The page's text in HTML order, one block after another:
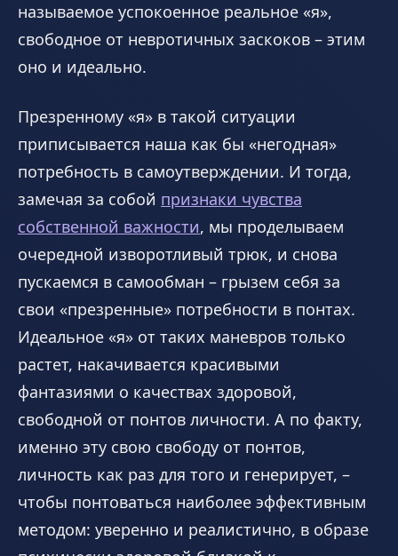
называемое успокоенное реальное «я»,
свободное от невротичных заскоков – этим
оно и идеально.
Презренному «я» в такой ситуации
приписывается наша как бы «негодная»
потребность в самоутверждении. И тогда,
замечая за собой признаки чувства
собственной важности, мы проделываем
очередной изворотливый трюк, и снова
пускаемся в самообман – грызем себя за
свои «презренные» потребности в понтах.
Идеальное «я» от таких маневров только
растет, накачивается красивыми
фантазиями о качествах здоровой,
свободной от понтов личности. А по факту,
именно эту свою свободу от понтов,
личность как раз для того и генерирует, –
чтобы понтоваться наиболее эффективным
методом: уверенно и реалистично, в образе